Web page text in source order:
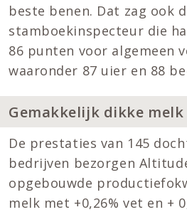
beste benen. Dat zag ook
stamboekinspecteur die
86 punten voor algemeen
waaronder 87 uier en 88
Gemakkelijk dikke melk
De prestaties van 145
bedrijven bezorgen
opgebouwde
melk met +0,26% vet en +